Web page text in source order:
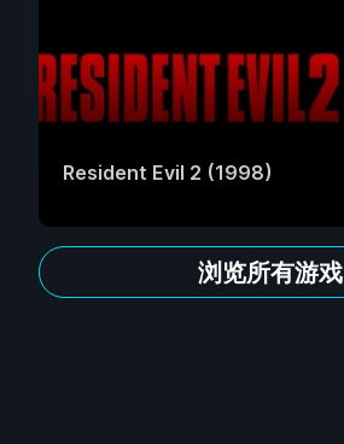
Resident Evil 2 (1998)
浏览所有游戏